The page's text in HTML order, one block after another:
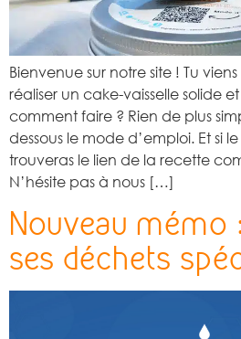
Bienvenue sur notre site ! Tu
réaliser un cake-vaisselle solide
comment faire ? Rien de plus
dessous le mode d’emploi. Et si
trouveras le lien de la recette
N’hésite pas à nous […]
Nouveau mémo
ses déchets